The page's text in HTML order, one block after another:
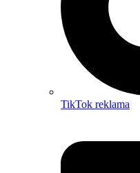
TikTok reklama